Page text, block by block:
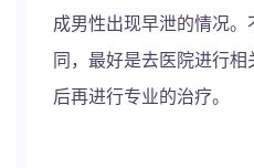
成男性出现早泄的情况
同，最好是去医院进行
后再进行专业的治疗。